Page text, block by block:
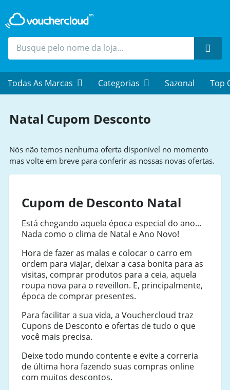
Todas As Marcas Categorias Sazonal Top
Natal Cupom Desconto
Nós não temos nenhuma oferta disponível no momento
mas volte em breve para conferir as nossas novas ofertas.
Cupom de Desconto Natal
Está chegando aquela época especial do ano...
Nada como o clima de Natal e Ano Novo!
Hora de fazer as malas e colocar o carro em
ordem para viajar, deixar a casa bonita para as
visitas, comprar produtos para a ceia, aquela
roupa nova para o reveillon. E, principalmente,
época de comprar presentes.
Para facilitar a sua vida, a Vouchercloud traz
Cupons de Desconto e ofertas de tudo o que
você mais precisa.
Deixe todo mundo contente e evite a correria
de última hora fazendo suas compras online
com muitos descontos.